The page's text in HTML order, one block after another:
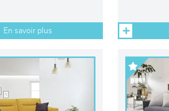
En savoir plus